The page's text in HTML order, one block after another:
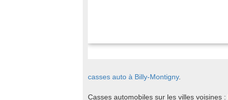
casses auto à Billy-Montigny.
Casses automobiles sur les villes voisines :